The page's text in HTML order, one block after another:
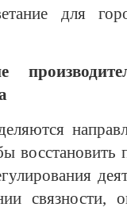
для
восстановить
связности,